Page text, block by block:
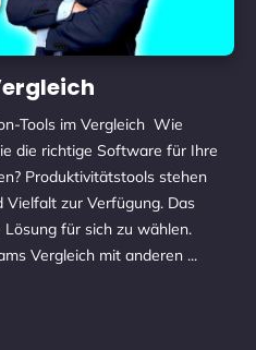
Tools im Vergleich Wie
die richtige Software für Ihre
Produktivitätstools stehen
zur Verfügung. Das
für sich zu wählen.
Vergleich mit anderen ...